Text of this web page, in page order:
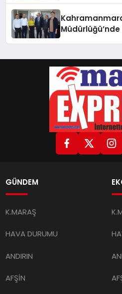
GÜNDEM
K.MARAŞ
HAVA DURUMU
ANDIRIN
AFŞİN